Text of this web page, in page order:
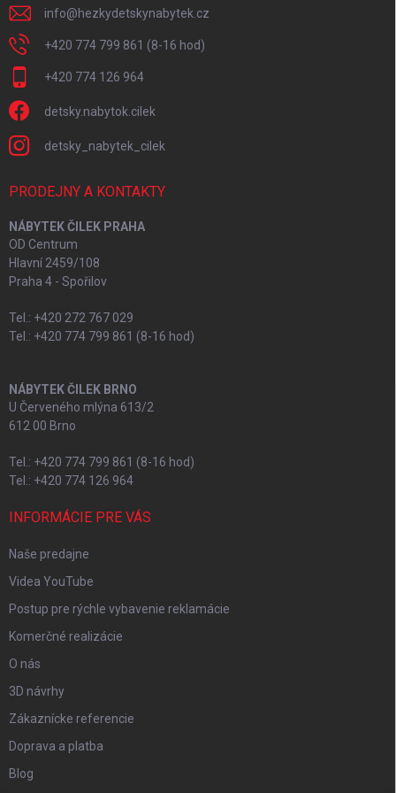
info@hezkydetskynabytek.cz
+420 774 799 861 (8-16 hod)
+420 774 126 964
detsky.nabytok.cilek
detsky_nabytek_cilek
PRODEJNY A KONTAKTY
NÁBYTEK ČILEK PRAHA
OD Centrum
Hlavní 2459/108
Praha 4 - Spořilov
Tel.: +420 272 767 029
Tel.: +420 774 799 861 (8-16 hod)
NÁBYTEK ČILEK BRNO
U Červeného mlýna 613/2
612 00 Brno
Tel.: +420 774 799 861 (8-16 hod)
Tel.: +420 774 126 964
INFORMÁCIE PRE VÁS
Naše predajne
Videa YouTube
Postup pre rýchle vybavenie reklamácie
Komerčné realizácie
O nás
3D návrhy
Zákaznícke referencie
Doprava a platba
Blog